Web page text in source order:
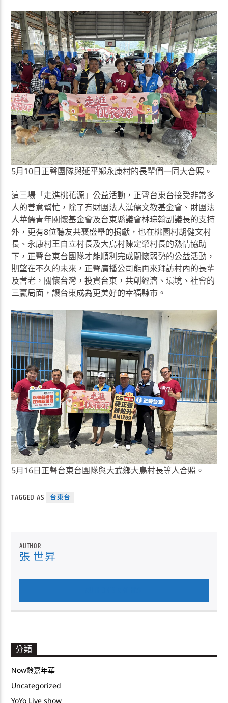
5月10日正聲團隊與延平鄉永康村的長輩們一同大合照。
這三場「走進桃花源」公益活動，正聲台東台接受非常多
人的善意幫忙，除了有財團法人漢儒文教基金會、財團法
人華儒青年關懷基金會及台東縣議會林琮翰副議長的支持
外，更有8位聽友共襄盛舉的捐獻，也在桃園村胡健文村
長、永康村王自立村長及大鳥村陳定榮村長的熱情協助
下，正聲台東台團隊才能順利完成關懷弱勢的公益活動，
期望在不久的未來，正聲廣播公司能再來拜訪村內的長輩
及耆老，關懷台灣，投資台東，共創經濟、環境、社會的
三贏局面，讓台東成為更美好的幸福縣市。
5月16日正聲台東台團隊與大武鄉大鳥村長等人合照。
TAGGED AS 台東台
AUTHOR
張 世昇
分類
Now齡嘉年華
Uncategorized
YoYo Live show